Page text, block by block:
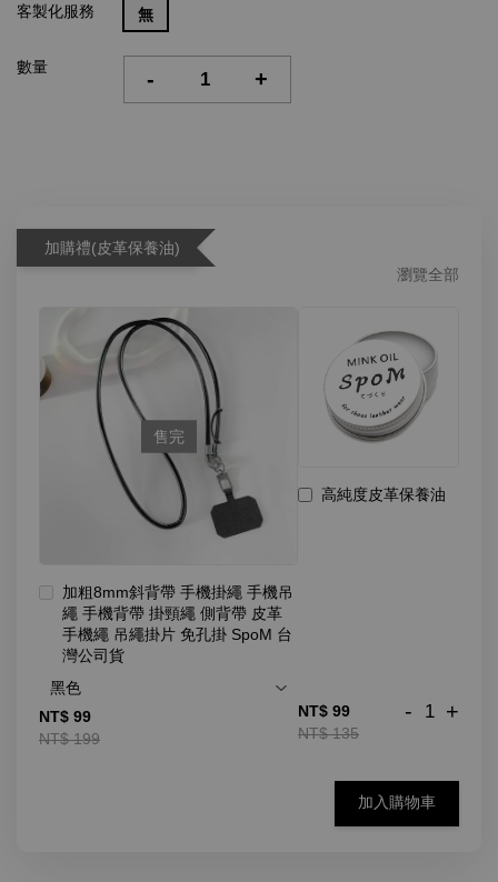
客製化服務 無
數量 - +
加購禮(皮革保養油)
瀏覽全部
售完
加粗8mm斜背帶 手機掛繩 手機吊
繩 手機背帶 掛頸繩 側背帶 皮革
手機繩 吊繩掛片 免孔掛 SpoM 台
灣公司貨
NT$ 99
NT$ 199
高純度皮革保養油
NT$ 99
NT$ 135
- +
加入購物車